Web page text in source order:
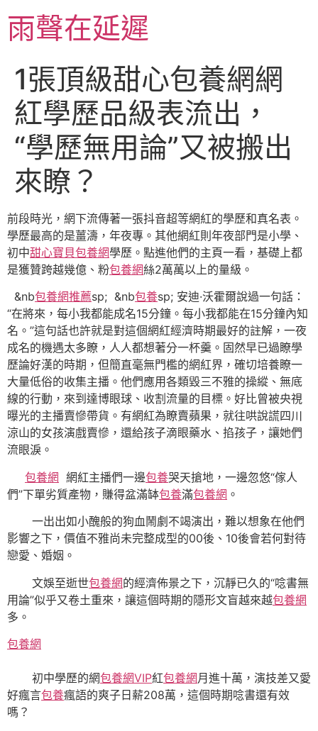
至
主雨聲在延遲
1張頂級甜心包養網網
紅學歷品級表流出，
“學歷無用論”又被搬出
來瞭？
前段時光，網下流傳著一張抖音超等網紅的學歷和真名表。
學歷最高的是薑濤，年夜專。其他網紅則年夜部門是小學、
初中甜心寶貝包養網學歷。點進他們的主頁一看，基礎上都
是獲贊跨越幾億、粉包養網絲2萬萬以上的量級。
&nb包養網推薦sp; &nb包養sp; 安迪·沃霍爾說過一句話：
“在將來，每小我都能成名15分鐘。每小我都能在15分鐘內知
名。”這句話也許就是對這個網紅經濟時期最好的註解，一夜
成名的機遇太多瞭，人人都想著分一杯羹。固然早已過瞭學
歷論好漢的時期，但簡直毫無門檻的網紅界，確切培養瞭一
大量低俗的收集主播。他們應用各類毀三不雅的操縱、無底
線的行動，來到達博眼球、收割流量的目標。好比曾被央視
曝光的主播賣慘帶貨。有網紅為瞭賣蘋果，就往哄說謊四川
涼山的女孩演戲賣慘，還給孩子滴眼藥水、掐孩子，讓她們
流眼淚。
包養網 網紅主播們一邊包養哭天搶地，一邊忽悠“傢人
們”下單劣質產物，賺得盆滿缽包養滿包養網 。
一出出如小醜般的狗血鬧劇不竭演出，難以想象在他們
影響之下，價值不雅尚未完整成型的00後、10後會若何對待
戀愛、婚姻。
文娛至逝世包養網的經濟佈景之下，沉靜已久的“唸書無
用論”似乎又卷土重來，讓這個時期的隱形文盲越來越包養網
多。
包養網
初中學歷的網包養網VIP紅包養網月進十萬，演技差又愛
好瘋言包養瘋語的爽子日薪208萬，這個時期唸書還有效
嗎？